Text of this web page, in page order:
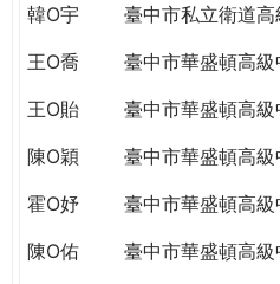
韓O宇
臺中市私立衛道
王O喬
臺中市華盛頓高級
王O貽
臺中市華盛頓高級
陳O穎
臺中市華盛頓高級
霍O妤
臺中市華盛頓高級
陳O佑
臺中市華盛頓高級